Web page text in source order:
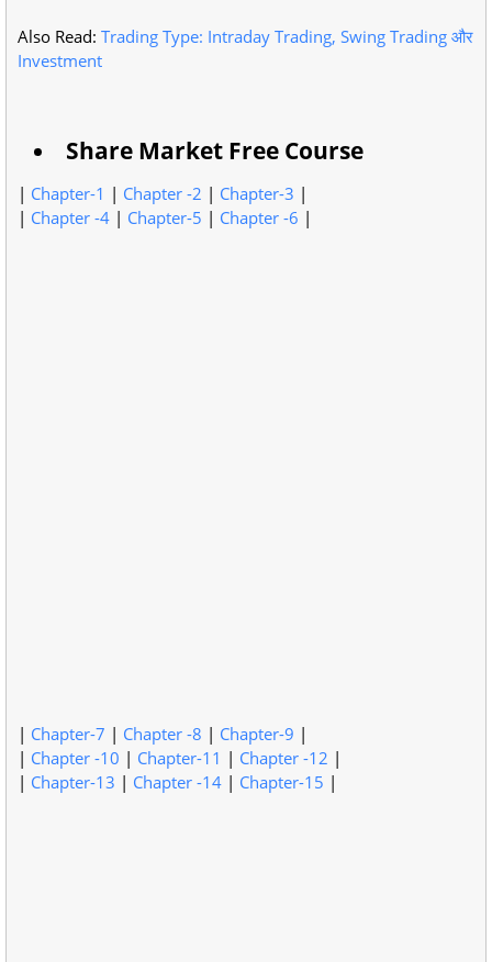
Also Read: Trading Type: Intraday Trading, Swing Trading और
Investment
Share Market Free Course
| Chapter-1 | Chapter -2 | Chapter-3 |
| Chapter -4 | Chapter-5 | Chapter -6 |
| Chapter-7 | Chapter -8 | Chapter-9 |
| Chapter -10 | Chapter-11 | Chapter -12 |
| Chapter-13 | Chapter -14 | Chapter-15 |